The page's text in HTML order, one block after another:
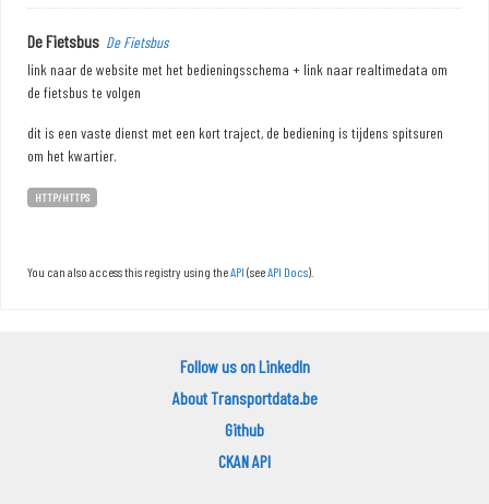
De Fietsbus De Fietsbus
link naar de website met het bedieningsschema + link naar realtimedata om
de fietsbus te volgen
dit is een vaste dienst met een kort traject, de bediening is tijdens spitsuren
om het kwartier.
HTTP/HTTPS
You can also access this registry using theAPI (seeAPI Docs).
Follow us on LinkedIn
About Transportdata.be
Github
CKAN API